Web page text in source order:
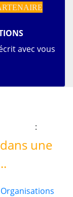
avec vous
:
une